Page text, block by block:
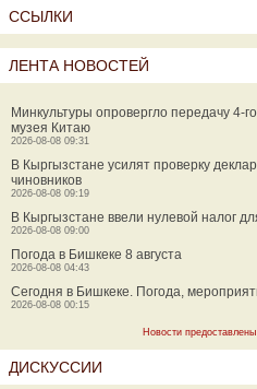
ССЫЛКИ
ЛЕНТА НОВОСТЕЙ
Минкультуры опровергло передачу 4-
музея Китаю
2026-08-08 09:31
В Кыргызстане усилят проверку
чиновников
2026-08-08 09:19
В Кыргызстане ввели нулевой налог
2026-08-08 09:00
Погода в Бишкеке 8 августа
2026-08-08 04:43
Сегодня в Бишкеке. Погода,
2026-08-08 00:15
Новости
ДИСКУССИИ